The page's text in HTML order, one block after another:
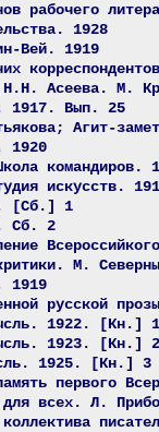
рабочего
1928
Вей. 1919
Асеева. М.
1917. Вып. 25
Агит-
1920
командиров.
искусств.
[Сб.] 1
Сб. 2
М.
1919
русской
1922. [Кн.] 1
1923. [Кн.] 2
1925. [Кн.] 3
первого
для всех. Л.
коллектива